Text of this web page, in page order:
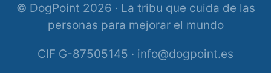
© DogPoint 2026 · La tribu que cuida de las
personas para mejorar el mundo
CIF G-87505145 · info@dogpoint.es